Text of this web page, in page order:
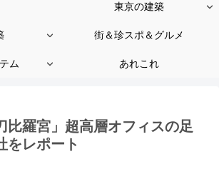
東京の建築
街＆珍スポ＆グルメ
ム あれこれ
比羅宮」超高層オフィスの足
をレポート